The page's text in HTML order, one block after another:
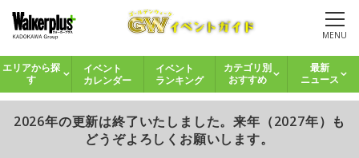
MENU
エリアから探
す
イベント
カレンダー
イベント
ランキング
カテゴリ別
おすすめ
最新
ニュース
2026年の更新は終了いたしました。来年（2027年）も
どうぞよろしくお願いします。